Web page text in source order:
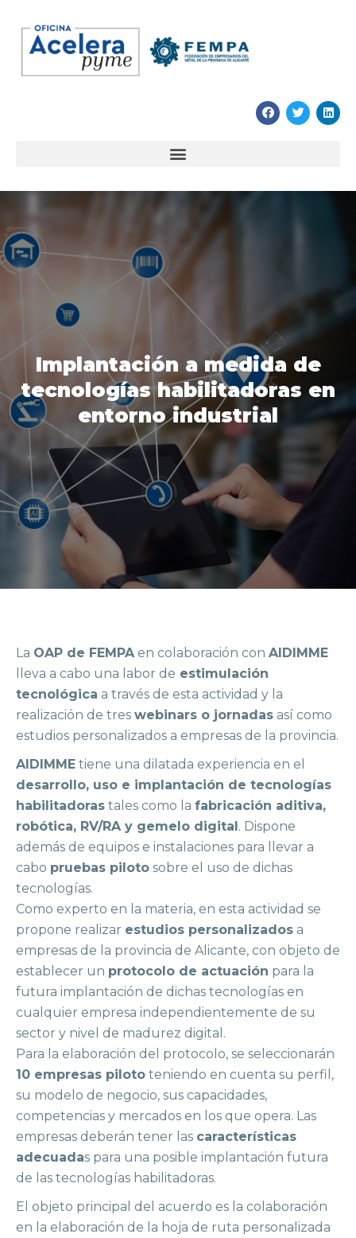
Implantación a medida de
tecnologías habilitadoras en
entorno industrial
La OAP de FEMPA en colaboración con AIDIMME
lleva a cabo una labor de estimulación
tecnológica a través de esta actividad y la
realización de tres webinars o jornadas así como
estudios personalizados a empresas de la provincia.
AIDIMME tiene una dilatada experiencia en el
desarrollo, uso e implantación de tecnologías
habilitadoras tales como la fabricación aditiva,
robótica, RV/RA y gemelo digital. Dispone
además de equipos e instalaciones para llevar a
cabo pruebas piloto sobre el uso de dichas
tecnologías.
Como experto en la materia, en esta actividad se
propone realizar estudios personalizados a
empresas de la provincia de Alicante, con objeto de
establecer un protocolo de actuación para la
futura implantación de dichas tecnologías en
cualquier empresa independientemente de su
sector y nivel de madurez digital.
Para la elaboración del protocolo, se seleccionarán
10 empresas piloto teniendo en cuenta su perfil,
su modelo de negocio, sus capacidades,
competencias y mercados en los que opera. Las
empresas deberán tener las características
adecuadas para una posible implantación futura
de las tecnologías habilitadoras.
El objeto principal del acuerdo es la colaboración
en la elaboración de la hoja de ruta personalizada